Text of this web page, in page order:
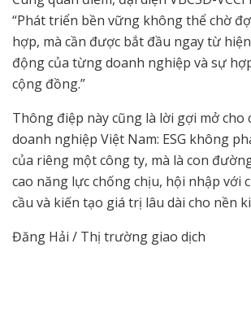
“Phát triển bền vững không thể chờ
hợp, mà cần được bắt đầu ngay từ
động của từng doanh nghiệp và sự
cộng đồng.”
Thông điệp này cũng là lời gợi mở cho
doanh nghiệp Việt Nam: ESG không
của riêng một công ty, mà là con
cao năng lực chống chịu, hội nhập với
cầu và kiến tạo giá trị lâu dài cho nền
Đăng Hải / Thị trường giao dịch